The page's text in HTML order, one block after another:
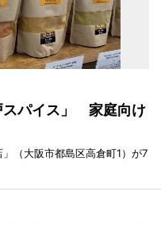
スパイス」 家庭向け
（大阪市都島区高倉町1）が7